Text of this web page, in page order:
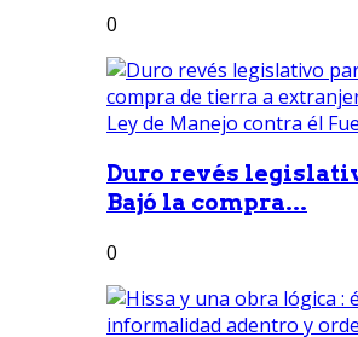
0
Duro revés
Bajó la compra...
0